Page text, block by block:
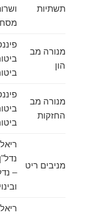
תשתיות
מסחר
מנורה מב
פיננסי –
ביטוח –
ביטוח
מנורה מב
החזקות
פיננסי –
ביטוח –
ביטוח
מניבים ריט
ריאלי –
נדל"ן
– נדל"ן
ובינוי
ריאלי –